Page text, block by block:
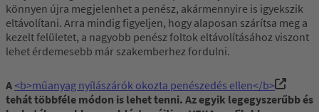
könnyen újra megjelenhet a penész, akármennyire is igyekszik
eltávolítani. Arra mindig figyeljen, hogy alaposan szárítsa meg a
kezelt felületet, a nagyobb penész foltok eltávolításához viszont
lehet érdemesebb már szakemberhez fordulni.
A <b>műanyag nyílászárók okozta penészedés ellen</b>
tehát többféle módon is lehet tenni. Az egyik legegyszerűbb és